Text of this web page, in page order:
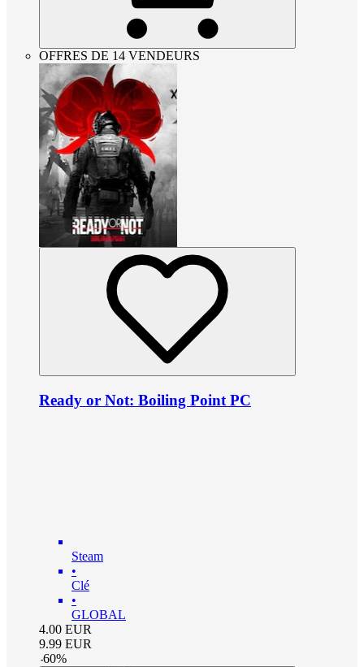
OFFRES DE 14 VENDEURS
Ready or Not: Boiling Point PC
Steam
•
Clé
•
GLOBAL
4.00 EUR
9.99 EUR
-60%